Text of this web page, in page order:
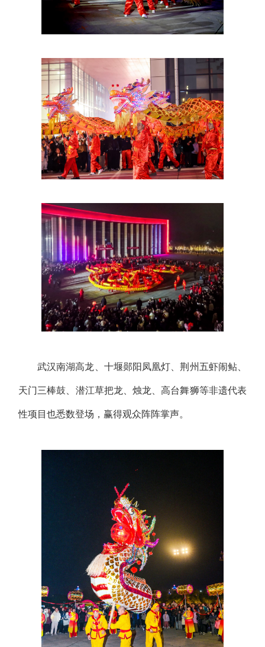
武汉南湖高龙、十堰郧阳凤凰灯、荆州五虾闹鲇、
天门三棒鼓、潜江草把龙、烛龙、高台舞狮等非遗代表
性项目也悉数登场，赢得观众阵阵掌声。